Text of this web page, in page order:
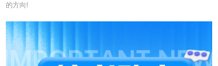
的方向!